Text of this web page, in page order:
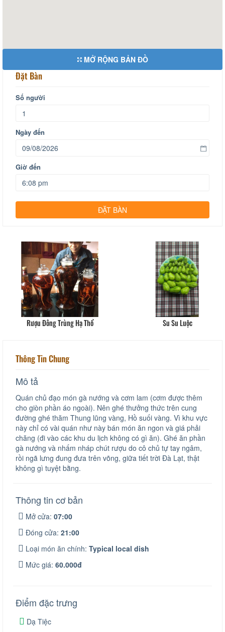
MỞ RỘNG BẢN ĐỒ
Đặt Bàn
Số người
Ngày đến
Giờ đến
Rượu Đông Trùng Hạ Thổ Su Su Luộc
Thông Tin Chung
Mô tả
Quán chủ đạo món gà nướng và cơm lam (cơm được thêm
cho giòn phần áo ngoài). Nên ghé thưởng thức trên cung
đường ghé thăm Thung lũng vàng, Hồ suối vàng. Vì khu vực
này chỉ có vài quán như này bán món ăn ngon và giá phải
chăng (đi vào các khu du lịch không có gì ăn). Ghé ăn phần
gà nướng và nhấm nháp chút rượu do cô chủ tự tay ngâm,
rồi ngã lưng đung đưa trên võng, giữa tiết trời Đà Lạt, thật
không gì tuyệt bằng.
Thông tin cơ bản
Mở cửa: 07:00
Đóng cửa: 21:00
Loại món ăn chính: Typical local dish
Mức giá: 60.000đ
Điểm đặc trưng
Dạ Tiệc